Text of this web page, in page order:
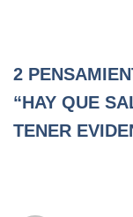
2
“HAY QUE
TENER